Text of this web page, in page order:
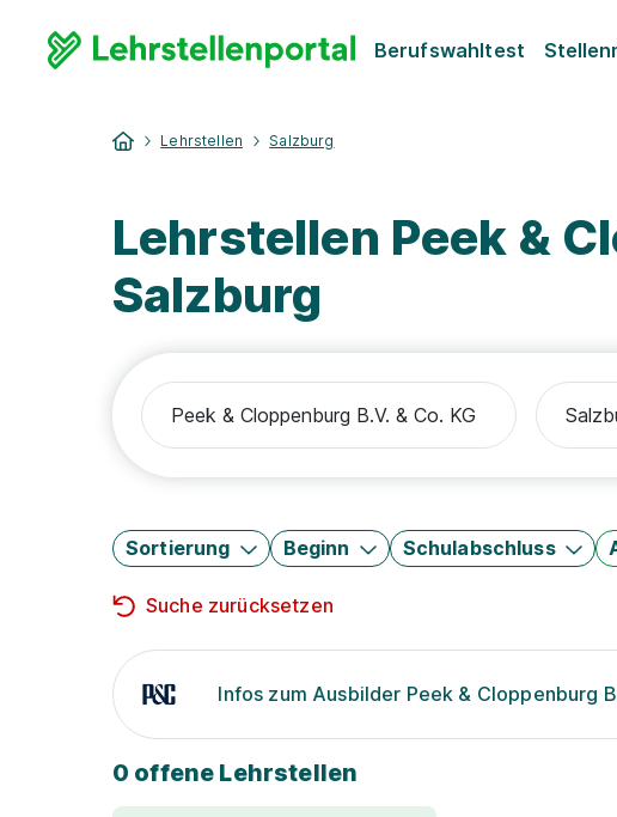
Berufswahltest
Lehrstellen Salzburg
Lehrstellen Peek &
Salzburg
Sortierung Beginn Schulabschluss
Suche zurücksetzen
Infos zum Ausbilder Peek & Cloppenburg
0 offene Lehrstellen